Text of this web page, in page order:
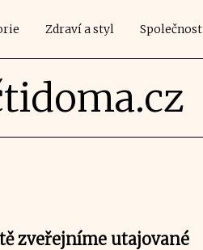
Zdraví a styl Společnost
zveřejníme utajované